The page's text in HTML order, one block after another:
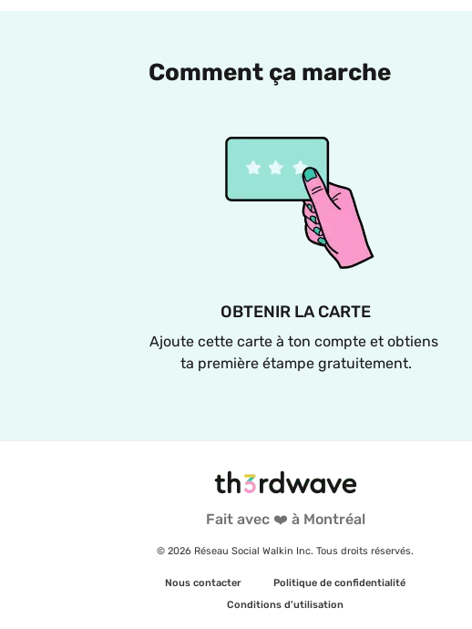
Comment ça marche
OBTENIR LA CARTE
Ajoute cette carte à ton compte et obtiens
ta première étampe gratuitement.
Fait avec ❤️ à Montréal
© 2026 Réseau Social Walkin Inc. Tous droits réservés.
Nous contacter
Politique de confidentialité
Conditions d'utilisation